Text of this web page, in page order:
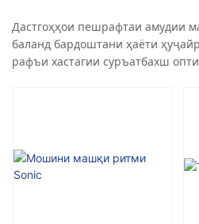
Дастгоҳҳои пешрафтаи амудии
баланд бардоштани ҳаёти
рафъи хастагии суръатбахш